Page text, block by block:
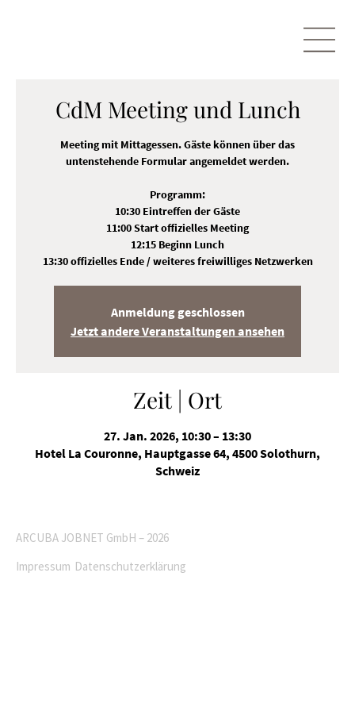
CdM Meeting und Lunch
Meeting mit Mittagessen. Gäste können über das
untenstehende Formular angemeldet werden.
Programm:
10:30 Eintreffen der Gäste
11:00 Start offizielles Meeting
12:15 Beginn Lunch
13:30 offizielles Ende / weiteres freiwilliges Netzwerken
Anmeldung geschlossen
Jetzt andere Veranstaltungen ansehen
Zeit | Ort
27. Jan. 2026, 10:30 – 13:30
Hotel La Couronne, Hauptgasse 64, 4500 Solothurn,
Schweiz
ARCUBA JOBNET GmbH – 2026
Impressum Datenschutzerklärung